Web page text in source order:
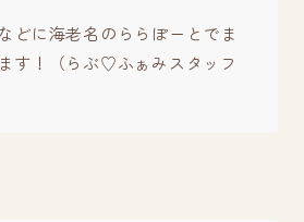
どに海老名のららぽーとでま
す！（らぶ♡ふぁみスタッフ